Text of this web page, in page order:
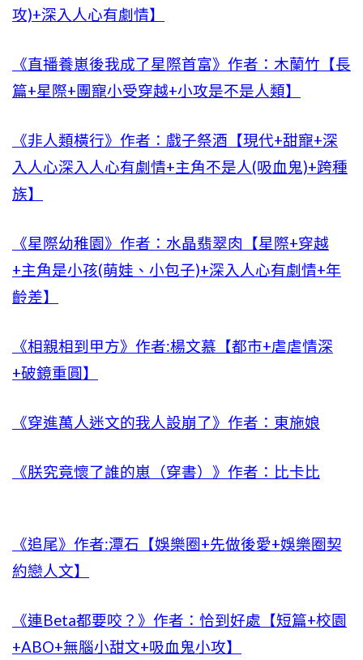
攻)+深入人心有劇情】
《直播養崽後我成了星際首富》作者：木蘭竹【長
篇+星際+團寵小受穿越+小攻是不是人類】
《非人類橫行》作者：戲子祭酒【現代+甜寵+深
入人心深入人心有劇情+主角不是人(吸血鬼)+跨種
族】
《星際幼稚園》作者：水晶翡翠肉【星際+穿越
+主角是小孩(萌娃、小包子)+深入人心有劇情+年
齡差】
《相親相到甲方》作者:楊文慕【都市+虐虐情深
+破鏡重圓】
《穿進萬人迷文的我人設崩了》作者：東施娘
《朕究竟懷了誰的崽（穿書）》作者：比卡比
《追尾》作者:潭石【娛樂圈+先做後愛+娛樂圈契
約戀人文】
《連Beta都要咬？》作者：恰到好處【短篇+校園
+ABO+無腦小甜文+吸血鬼小攻】